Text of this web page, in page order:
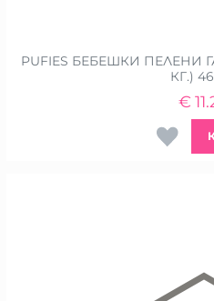
PUFIES БЕБЕШКИ ПЕЛЕНИ
КГ.)
€